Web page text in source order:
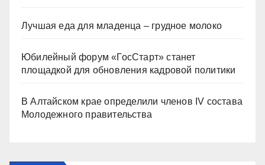
Лучшая еда для младенца – грудное молоко
Юбилейный форум «ГосСтарт» станет
площадкой для обновления кадровой политики
В Алтайском крае определили членов IV состава
Молодежного правительства